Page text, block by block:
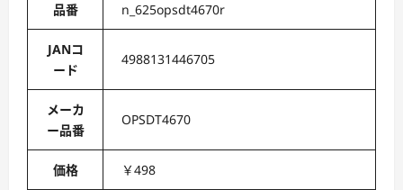
品番 n_625opsdt4670r
JANコ
ード
4988131446705
メーカ
ー品番
OPSDT4670
価格 ￥498